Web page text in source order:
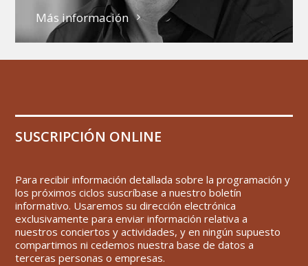
Más información
SUSCRIPCIÓN ONLINE
Para recibir información detallada sobre la programación y
los próximos ciclos suscríbase a nuestro boletín
informativo. Usaremos su dirección electrónica
exclusivamente para enviar información relativa a
nuestros conciertos y actividades, y en ningún supuesto
compartimos ni cedemos nuestra base de datos a
terceras personas o empresas.